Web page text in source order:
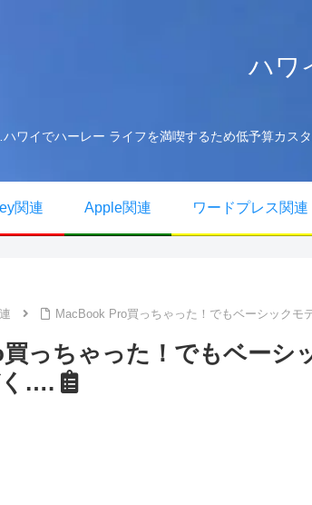
ハワ
ワイでハーレー ライフを満喫するため低予算カス
関連 Apple関連 ワードプレス関連
MacBook Pro買っちゃった！でもベーシック
っちゃった！でもベーシ
く….